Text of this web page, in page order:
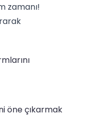
zamanı!
öne çıkarmak